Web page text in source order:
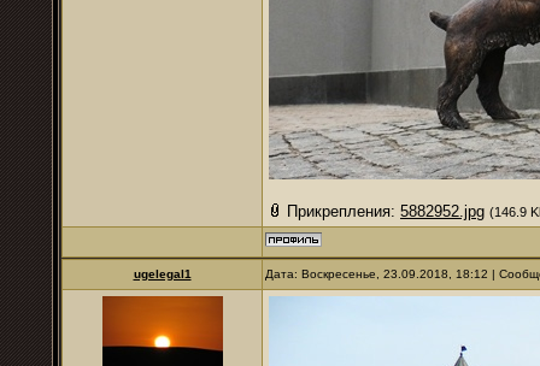
Прикрепления: 5882952.jpg (146.9
ugelegal1 Дата: Воскресенье, 23.09.2018, 18:12 |